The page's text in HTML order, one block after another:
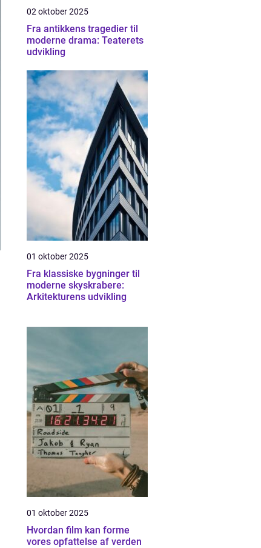
02 oktober 2025
Fra antikkens tragedier til
moderne drama: Teaterets
udvikling
01 oktober 2025
Fra klassiske bygninger til
moderne skyskrabere:
Arkitekturens udvikling
01 oktober 2025
Hvordan film kan forme
vores opfattelse af verden